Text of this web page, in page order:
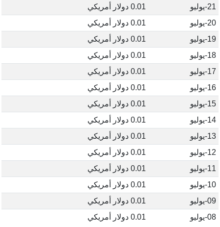
21-يوليو
0.01 دولار أمريكي
20-يوليو
0.01 دولار أمريكي
19-يوليو
0.01 دولار أمريكي
18-يوليو
0.01 دولار أمريكي
17-يوليو
0.01 دولار أمريكي
16-يوليو
0.01 دولار أمريكي
15-يوليو
0.01 دولار أمريكي
14-يوليو
0.01 دولار أمريكي
13-يوليو
0.01 دولار أمريكي
12-يوليو
0.01 دولار أمريكي
11-يوليو
0.01 دولار أمريكي
10-يوليو
0.01 دولار أمريكي
09-يوليو
0.01 دولار أمريكي
08-يوليو
0.01 دولار أمريكي